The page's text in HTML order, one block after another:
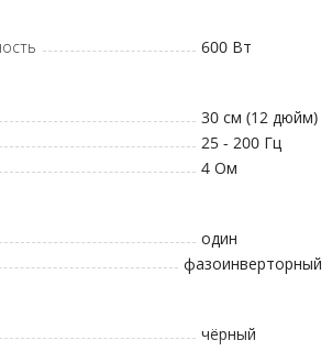
25 - 200 Гц • Количество каналов: 4 •
мощность при 4 Ом: 50 Вт x 4 • Фильтр
Pass): 10 - 8 000 Гц • Фильтр низких частот
600 Вт
30 см (12 дюйм)
25 - 200 Гц
4 Ом
один
фазоинверторный
чёрный